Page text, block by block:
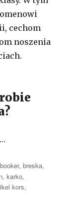
cechom
noszenia
booker,breska,
,karko,
kors,